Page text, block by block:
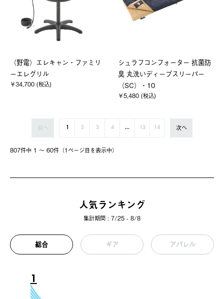
（野電）エレキャン・ファミリ
ーエレグリル
￥34,700 (税込)
シュラフコンフォーター 抗菌防
臭 丸洗いディープスリーパー
（SC）・10
￥5,480 (税込)
807件中 1 〜 60件（1ページ⽬を表⽰中）
前へ 1 2 3 4 ... 13 14 次へ
人気ランキング
集計期間 : 7/25 - 8/8
総合 ギア アパレル
1